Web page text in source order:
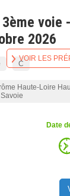
voie
2026
C
Haute-Loire
Date
VOIR LES